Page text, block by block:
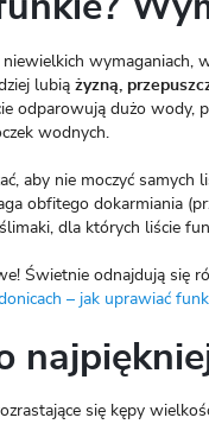
wymaganiach,
lubią żyzną,
odparowują dużo wody,
wodnych.
aby nie moczyć
obfitego dokarmiania
dla których liście
Świetnie odnajdują się
– jak uprawiać
się kępy